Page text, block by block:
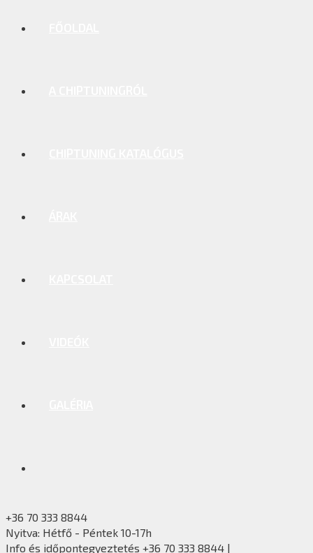
+36 70 333 8844
Nyitva: Hétfő - Péntek 10-17h
Info és időpontegyeztetés +36 70 333 8844 |